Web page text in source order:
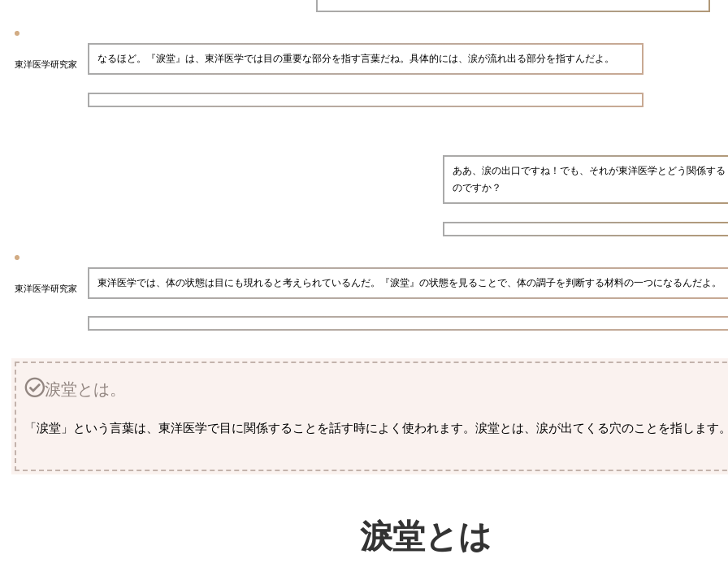
東洋医学研究家 なるほど。『淚堂』は、東洋医学では目の重要な部分を指す言葉だね。具体的には、涙が流れ出る部分を指すんだよ。
ああ、涙の出口ですね！でも、それが東洋医学とどう関係する
のですか？
東洋医学研究家 東洋医学では、体の状態は目にも現れると考えられているんだ。『淚堂』の状態を見ることで、体の調子を判断する材料の一つになるんだよ。
淚堂とは。
「涙堂」という言葉は、東洋医学で目に関係することを話す時によく使われます。涙堂とは、涙が出てくる穴のことを指します
淚堂とは